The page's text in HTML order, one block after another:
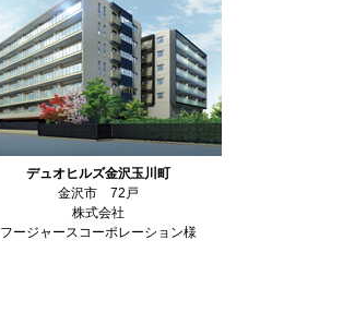
デュオヒルズ金沢玉川町
金沢市 72戸
株式会社
フージャースコーポレーション様